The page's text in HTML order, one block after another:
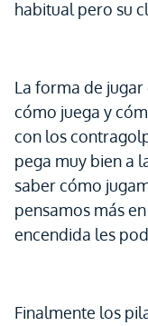
habitual pero su
La forma de jugar
cómo juega y
con los
pega muy bien a
saber cómo
pensamos más
encendida les
Finalmente los